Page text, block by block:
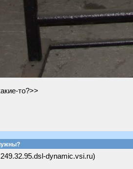
то?>>
dynamic.vsi.ru)